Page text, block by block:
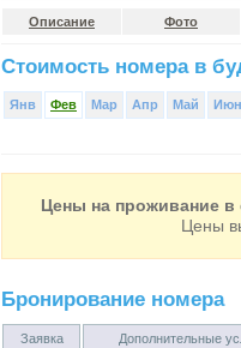
Описание Фото
Стоимость номера в
Янв Фев Мар Апр Май Июн
Цены на проживание в
Цены
Бронирование номера
Заявка Дополнительные